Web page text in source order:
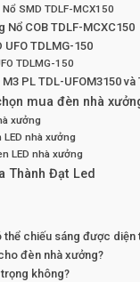
SMD TDLF-MCX150
Nổ COB TDLF-MCXC150
UFO TDLMG-150
TDLMG-150
PL TDL-UFOM3150 và
mua đèn nhà
xưởng
nhà xưởng
LED nhà xưởng
Thành Đạt Led
thể chiếu sáng được diện
đèn nhà xưởng?
không?